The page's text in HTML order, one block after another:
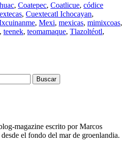
, Coatepec, Coatlicue, códice
, Cuextecatl Ichocayan,
, Mexi, mexicas, mimixcoas,
, teenek, teomamaque, Tlazoltéotl,
magazine escrito porMarcos
el fondo del mar de groenlandia.